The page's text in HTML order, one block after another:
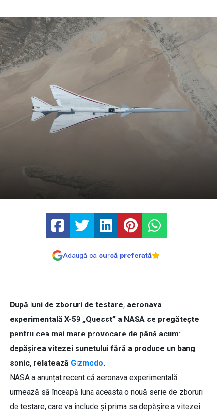
Adaugă ca sursă preferată
După luni de zboruri de testare, aeronava
experimentală X-59 „Quesst” a NASA se pregătește
pentru cea mai mare provocare de până acum:
depășirea vitezei sunetului fără a produce un bang
sonic, relatează Gizmodo.
NASA a anunțat recent că aeronava experimentală
urmează să înceapă luna aceasta o nouă serie de zboruri
de testare, care va include și prima sa depășire a vitezei